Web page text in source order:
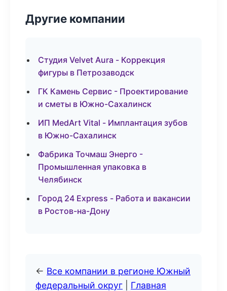
Другие компании
Студия Velvet Aura - Коррекция
фигуры в Петрозаводск
ГК Камень Сервис - Проектирование
и сметы в Южно-Сахалинск
ИП MedArt Vital - Имплантация зубов
в Южно-Сахалинск
Фабрика Точмаш Энерго -
Промышленная упаковка в
Челябинск
Город 24 Express - Работа и вакансии
в Ростов-на-Дону
← Все компании в регионе Южный
федеральный округ
Главная